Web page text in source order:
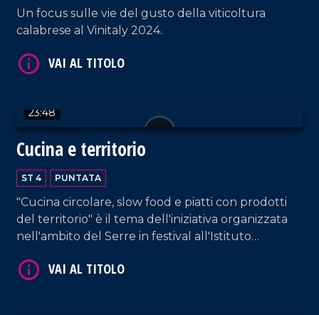
Un focus sulle vie del gusto della viticoltura
calabrese al Vinitaly 2024.
23:48
Cucina e territorio
ST 4 PUNTATA
"Cucina circolare, slow food e piatti con prodotti
del territorio" è il tema dell'iniziativa organizzata
nell'ambito del Serre in festival all'Istituto
VAI AL TITOLO
VAI AL TITOLO